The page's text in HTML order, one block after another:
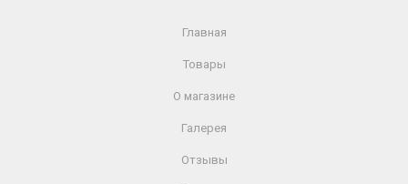
Главная
Товары
О магазине
Галерея
Отзывы